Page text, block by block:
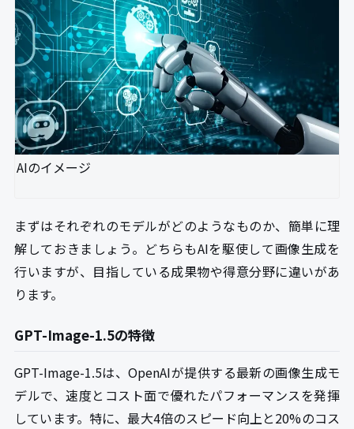
AIのイメージ
まずはそれぞれのモデルがどのようなものか、簡単に理
解しておきましょう。どちらもAIを駆使して画像生成を
行いますが、目指している成果物や得意分野に違いがあ
ります。
GPT-Image-1.5の特徴
GPT-Image-1.5は、OpenAIが提供する最新の画像生成モ
デルで、速度とコスト面で優れたパフォーマンスを発揮
しています。特に、最大4倍のスピード向上と20%のコス